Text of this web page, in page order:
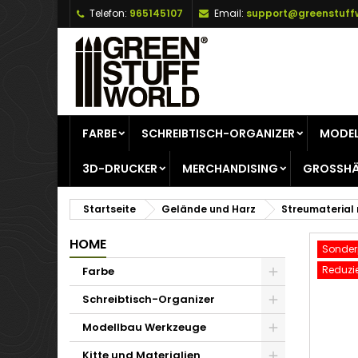
Telefon: 965145107 Email:
FARBE SCHREIBTISCH-ORGANIZER
3D-DRUCKER MERCHANDISING
Startseite Gelände und Harz Streumaterial
HOME
Farbe
Schreibtisch-Organizer
Modellbau Werkzeuge